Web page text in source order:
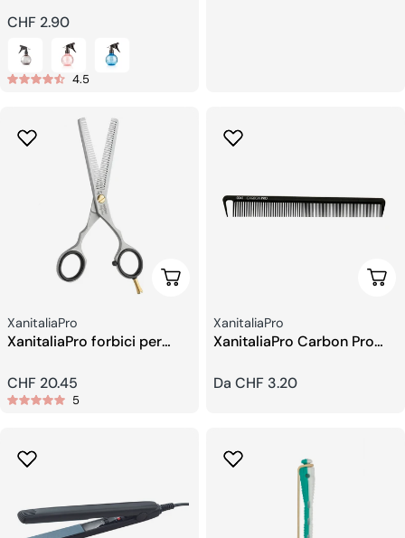
Prezzo
regolare
CHF 2.90
4.5
Aggiungi Al Carrello
Venditore:
XanitaliaPro
XanitaliaPro forbici per
Prezzo
regolare
CHF 20.45
5
Venditore:
XanitaliaPro
XanitaliaPro Carbon Pro
Prezzo
Da CHF 3.20